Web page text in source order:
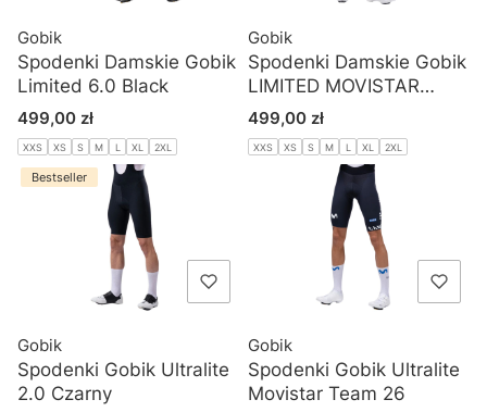
Spodenki Damskie Gobik
Limited 6.0 Black
Gobik
Cena
499,00 zł
XXS XS S M L XL 2XL
Spodenki Damskie Gobik
LIMITED MOVISTAR
TEAM 26
Gobik
Cena
499,00 zł
XXS XS S M L XL 2XL
Bestseller
Spodenki Gobik Ultralite
2.0 Czarny
Gobik
Spodenki Gobik Ultralite
Movistar Team 26
Gobik